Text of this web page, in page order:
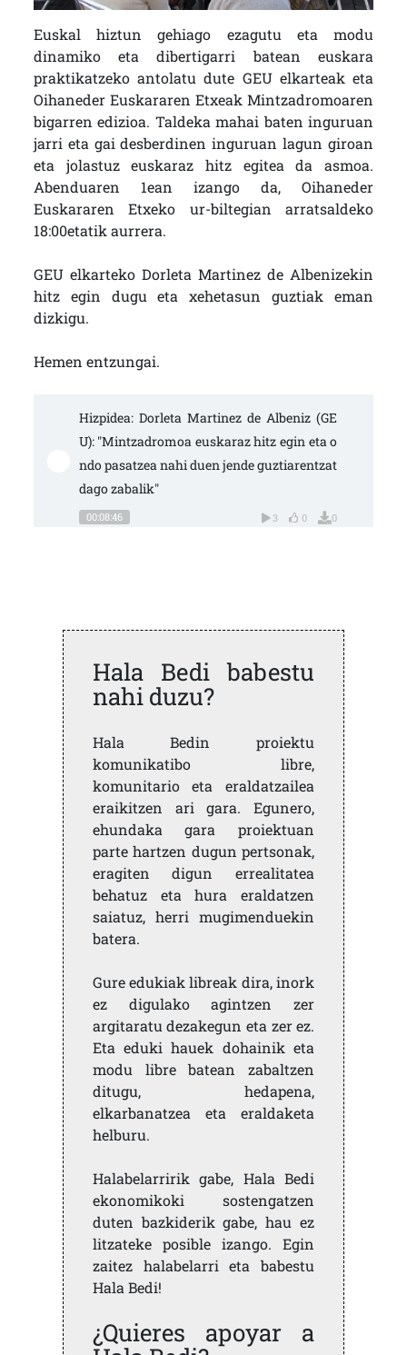
Euskal hiztun gehiago ezagutu eta modu
dinamiko eta dibertigarri batean euskara
praktikatzeko antolatu dute GEU elkarteak eta
Oihaneder Euskararen Etxeak Mintzadromoaren
bigarren edizioa. Taldeka mahai baten inguruan
jarri eta gai desberdinen inguruan lagun giroan
eta jolastuz euskaraz hitz egitea da asmoa.
Abenduaren 1ean izango da, Oihaneder
Euskararen Etxeko ur-biltegian arratsaldeko
18:00etatik aurrera.
GEU elkarteko Dorleta Martinez de Albenizekin
hitz egin dugu eta xehetasun guztiak eman
dizkigu.
Hemen entzungai.
Hizpidea: Dorleta Martinez de Albeniz (GE
U): "Mintzadromoa euskaraz hitz egin eta o
ndo pasatzea nahi duen jende guztiarentzat
dago zabalik"
00:08:46 3 0 0
Hala Bedi babestu
nahi duzu?
Hala Bedin proiektu
komunikatibo libre,
komunitario eta eraldatzailea
eraikitzen ari gara. Egunero,
ehundaka gara proiektuan
parte hartzen dugun pertsonak,
eragiten digun errealitatea
behatuz eta hura eraldatzen
saiatuz, herri mugimenduekin
batera.
Gure edukiak libreak dira, inork
ez digulako agintzen zer
argitaratu dezakegun eta zer ez.
Eta eduki hauek dohainik eta
modu libre batean zabaltzen
ditugu, hedapena,
elkarbanatzea eta eraldaketa
helburu.
Halabelarririk gabe, Hala Bedi
ekonomikoki sostengatzen
duten bazkiderik gabe, hau ez
litzateke posible izango. Egin
zaitez halabelarri eta babestu
Hala Bedi!
¿Quieres apoyar a